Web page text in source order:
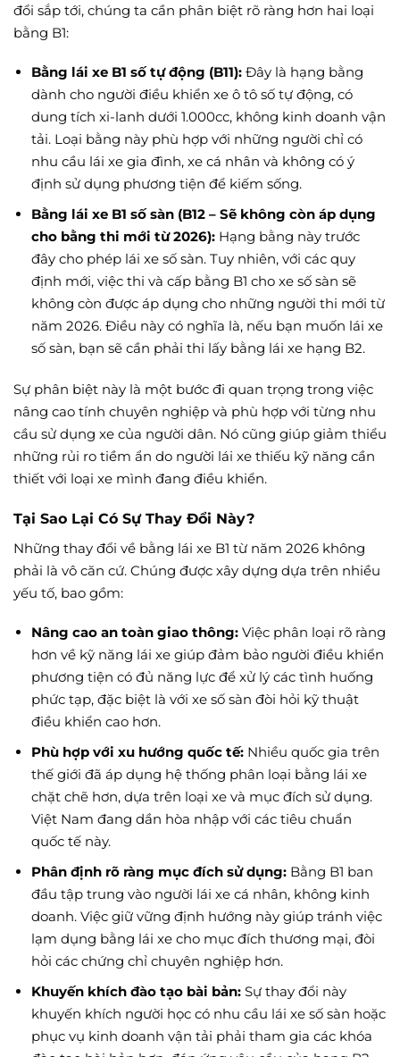
đổi sắp tới, chúng ta cần phân biệt rõ ràng hơn hai loại
bằng B1:
Bằng lái xe B1 số tự động (B11):Đây là hạng bằng
dành cho người điều khiển xe ô tô số tự động, có
dung tích xi-lanh dưới 1.000cc, không kinh doanh vận
tải. Loại bằng này phù hợp với những người chỉ có
nhu cầu lái xe gia đình, xe cá nhân và không có ý
định sử dụng phương tiện để kiếm sống.
Bằng lái xe B1 số sàn (B12 – Sẽ không còn áp dụng
cho bằng thi mới từ 2026):Hạng bằng này trước
đây cho phép lái xe số sàn. Tuy nhiên, với các quy
định mới, việc thi và cấp bằng B1 cho xe số sàn sẽ
không còn được áp dụng cho những người thi mới từ
năm 2026. Điều này có nghĩa là, nếu bạn muốn lái xe
số sàn, bạn sẽ cần phải thi lấy bằng lái xe hạng B2.
Sự phân biệt này là một bước đi quan trọng trong việc
nâng cao tính chuyên nghiệp và phù hợp với từng nhu
cầu sử dụng xe của người dân. Nó cũng giúp giảm thiểu
những rủi ro tiềm ẩn do người lái xe thiếu kỹ năng cần
thiết với loại xe mình đang điều khiển.
Tại Sao Lại Có Sự Thay Đổi Này?
Những thay đổi về bằng lái xe B1 từ năm 2026 không
phải là vô căn cứ. Chúng được xây dựng dựa trên nhiều
yếu tố, bao gồm:
Nâng cao an toàn giao thông:Việc phân loại rõ ràng
hơn về kỹ năng lái xe giúp đảm bảo người điều khiển
phương tiện có đủ năng lực để xử lý các tình huống
phức tạp, đặc biệt là với xe số sàn đòi hỏi kỹ thuật
điều khiển cao hơn.
Phù hợp với xu hướng quốc tế:Nhiều quốc gia trên
thế giới đã áp dụng hệ thống phân loại bằng lái xe
chặt chẽ hơn, dựa trên loại xe và mục đích sử dụng.
Việt Nam đang dần hòa nhập với các tiêu chuẩn
quốc tế này.
Phân định rõ ràng mục đích sử dụng:Bằng B1 ban
đầu tập trung vào người lái xe cá nhân, không kinh
doanh. Việc giữ vững định hướng này giúp tránh việc
lạm dụng bằng lái xe cho mục đích thương mại, đòi
hỏi các chứng chỉ chuyên nghiệp hơn.
Khuyến khích đào tạo bài bản:Sự thay đổi này
khuyến khích người học có nhu cầu lái xe số sàn hoặc
phục vụ kinh doanh vận tải phải tham gia các khóa